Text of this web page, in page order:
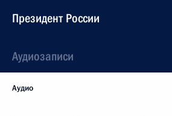
Президент России
Аудиозаписи
Аудио